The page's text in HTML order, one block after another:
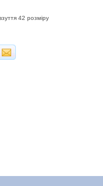
42 розміру